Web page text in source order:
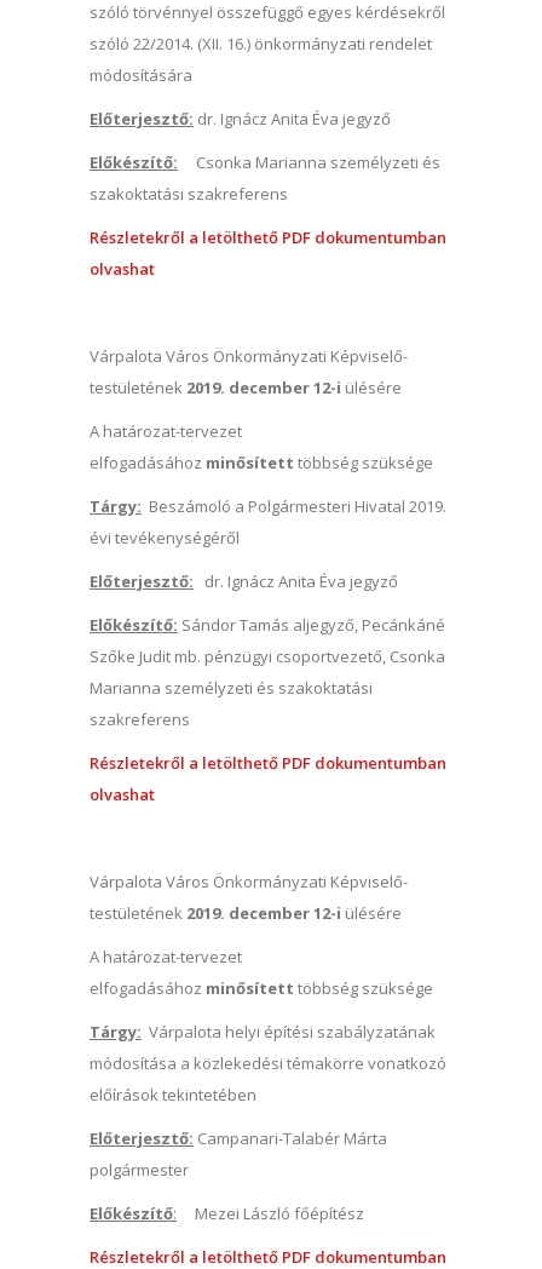
szóló törvénnyel összefüggő egyes kérdésekről
szóló 22/2014. (XII. 16.) önkormányzati rendelet
módosítására
Előterjesztő: dr. Ignácz Anita Éva jegyző
Előkészítő: Csonka Marianna személyzeti és
szakoktatási szakreferens
Részletekről a letölthető PDF dokumentumban
olvashat
Várpalota Város Önkormányzati Képviselő-
testületének 2019. december 12-i ülésére
A határozat-tervezet
elfogadásához minősített többség szüksége
Tárgy: Beszámoló a Polgármesteri Hivatal 2019.
évi tevékenységéről
Előterjesztő:
dr. Ignácz Anita Éva jegyző
Előkészítő: Sándor Tamás aljegyző, Pecánkáné
Szőke Judit mb. pénzügyi csoportvezető, Csonka
Marianna személyzeti és szakoktatási
szakreferens
Részletekről a letölthető PDF dokumentumban
olvashat
Várpalota Város Önkormányzati Képviselő-
testületének 2019. december 12-i ülésére
A határozat-tervezet
elfogadásához minősített többség szüksége
Tárgy: Várpalota helyi építési szabályzatának
módosítása a közlekedési témakörre vonatkozó
előírások tekintetében
Előterjesztő: Campanari-Talabér Márta
polgármester
Előkészítő: Mezei László főépítész
Részletekről a letölthető PDF dokumentumban